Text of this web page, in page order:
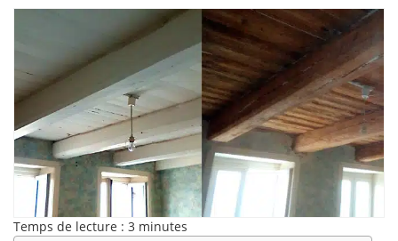
Temps de lecture : 3 minutes